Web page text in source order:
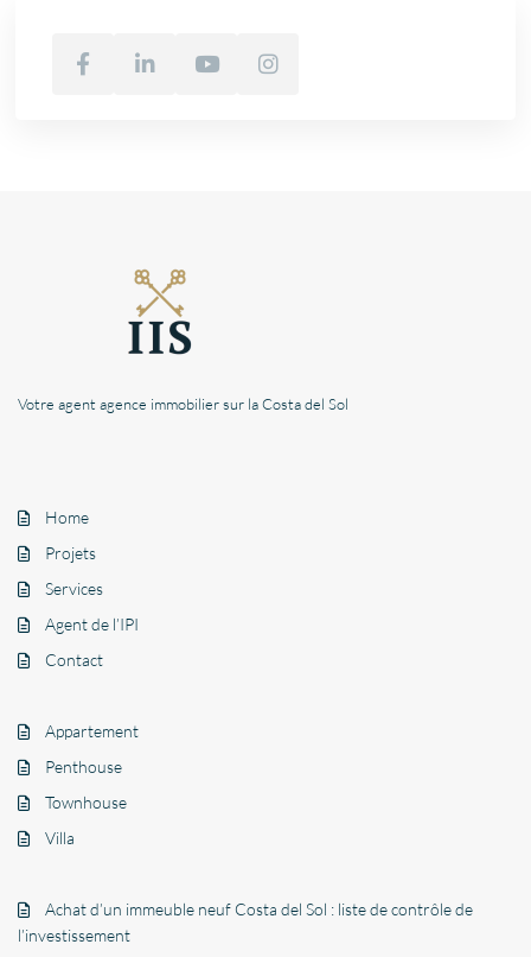
Votre agent agence immobilier sur la Costa del Sol
Home
Projets
Services
Agent de l’IPI
Contact
Appartement
Penthouse
Townhouse
Villa
Achat d’un immeuble neuf Costa del Sol : liste de contrôle de
l’investissement